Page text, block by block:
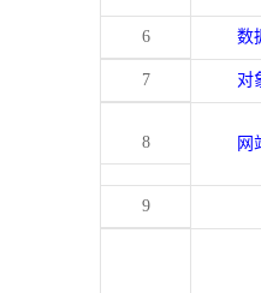
6 数
7 对
8 网
9